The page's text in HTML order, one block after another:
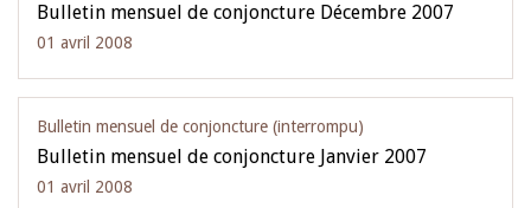
Bulletin mensuel de conjoncture Décembre 2007
01 avril 2008
Bulletin mensuel de conjoncture (interrompu)
Bulletin mensuel de conjoncture Janvier 2007
01 avril 2008